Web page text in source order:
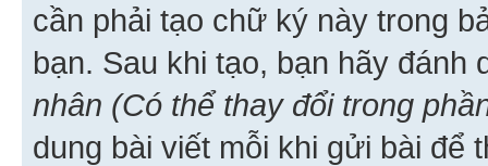
cần phải tạo chữ ký này trong
bạn. Sau khi tạo, bạn hãy
nhân (Có thể thay đổi trong
dung bài viết mỗi khi gửi bài để